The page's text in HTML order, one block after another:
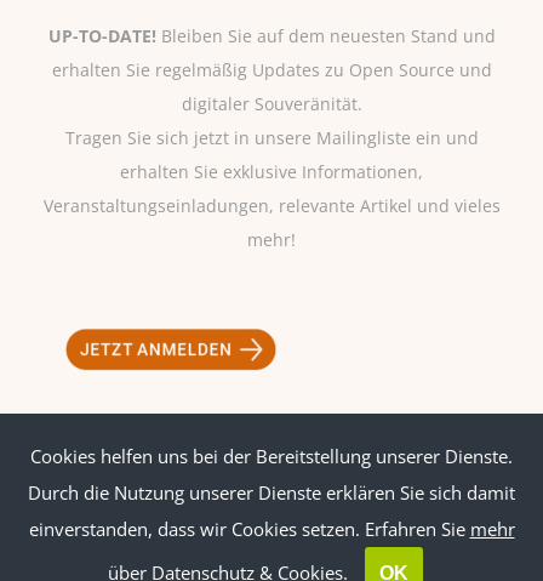
UP-TO-DATE! Bleiben Sie auf dem neuesten Stand und
erhalten Sie regelmäßig Updates zu Open Source und
digitaler Souveränität.
Tragen Sie sich jetzt in unsere Mailingliste ein und
erhalten Sie exklusive Informationen,
Veranstaltungseinladungen, relevante Artikel und vieles
mehr!
Impressum|Datenschutz
Cookies helfen uns bei der Bereitstellung unserer Dienste.
Durch die Nutzung unserer Dienste erklären Sie sich damit
einverstanden, dass wir Cookies setzen. Erfahren Sie mehr
über Datenschutz & Cookies.
OK